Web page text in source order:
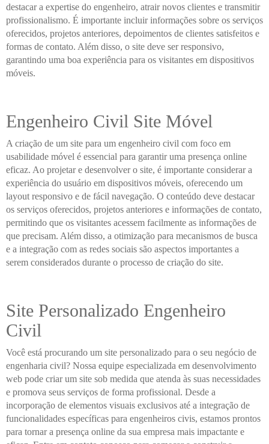
destacar a expertise do engenheiro, atrair novos clientes e transmitir
profissionalismo. É importante incluir informações sobre os serviços
oferecidos, projetos anteriores, depoimentos de clientes satisfeitos e
formas de contato. Além disso, o site deve ser responsivo,
garantindo uma boa experiência para os visitantes em dispositivos
móveis.
Engenheiro Civil Site Móvel
A criação de um site para um engenheiro civil com foco em
usabilidade móvel é essencial para garantir uma presença online
eficaz. Ao projetar e desenvolver o site, é importante considerar a
experiência do usuário em dispositivos móveis, oferecendo um
layout responsivo e de fácil navegação. O conteúdo deve destacar
os serviços oferecidos, projetos anteriores e informações de contato,
permitindo que os visitantes acessem facilmente as informações de
que precisam. Além disso, a otimização para mecanismos de busca
e a integração com as redes sociais são aspectos importantes a
serem considerados durante o processo de criação do site.
Site Personalizado Engenheiro
Civil
Você está procurando um site personalizado para o seu negócio de
engenharia civil? Nossa equipe especializada em desenvolvimento
web pode criar um site sob medida que atenda às suas necessidades
e promova seus serviços de forma profissional. Desde a
incorporação de elementos visuais exclusivos até a integração de
funcionalidades específicas para engenheiros civis, estamos prontos
para tornar a presença online da sua empresa mais impactante e